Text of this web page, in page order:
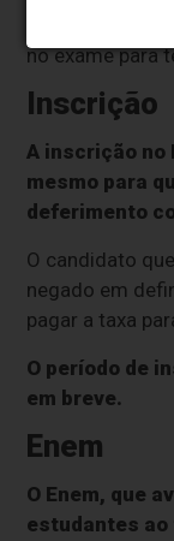
no exame para
Inscrição
A inscrição no
mesmo para
deferimento
O candidato
negado em
pagar a taxa
O período de
em breve.
Enem
O Enem, que
estudantes ao